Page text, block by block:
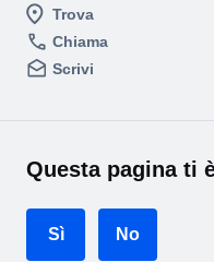
Trova
Chiama
Scrivi
Questa pagina ti
Sì No